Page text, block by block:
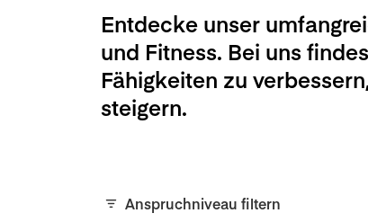
Entdecke unser
und Fitness. Bei uns
Fähigkeiten zu
steigern.
Anspruchniveau filtern